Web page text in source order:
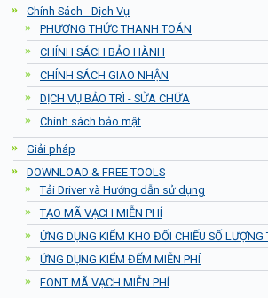
Chính Sách - Dịch Vụ
PHƯƠNG THỨC THANH TOÁN
CHÍNH SÁCH BẢO HÀNH
CHÍNH SÁCH GIAO NHẬN
DỊCH VỤ BẢO TRÌ - SỬA CHỮA
Chính sách bảo mật
Giải pháp
DOWNLOAD & FREE TOOLS
Tải Driver và Hướng dẫn sử dụng
TẠO MÃ VẠCH MIỄN PHÍ
ỨNG DỤNG KIỂM KHO ĐỐI CHIẾU SỐ LƯỢNG
ỨNG DỤNG KIỂM ĐẾM MIỄN PHÍ
FONT MÃ VẠCH MIỄN PHÍ